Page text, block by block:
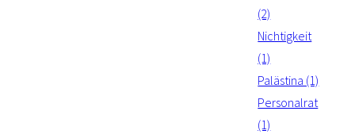
(2)
Nichtigkeit
(1)
Palästina (1)
Personalrat
(1)